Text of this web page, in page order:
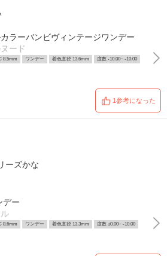
ラーバンビヴィンテージワンデー
ード
8.5mm ワンデー 着色直径 13.6mm 度数 -10.00~ -10.00
1参考になった
ーズかな
デー
8.6mm ワンデー 着色直径 13.3mm 度数 ±0.00~ -10.00